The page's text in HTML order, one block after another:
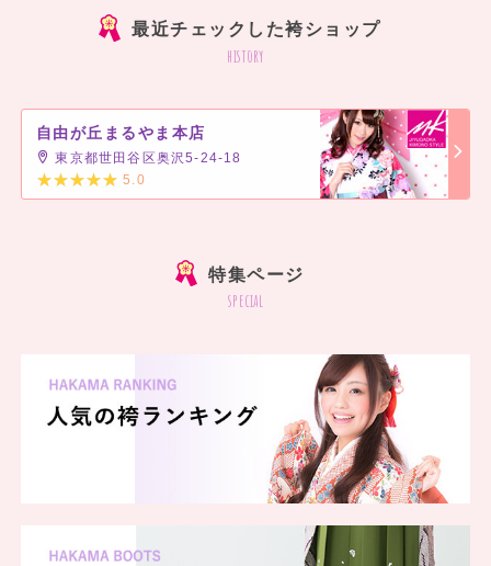
最近チェックした袴ショップ
history
自由が丘まるやま本店
東京都世田谷区奥沢5-24-18
5.0
特集ページ
special